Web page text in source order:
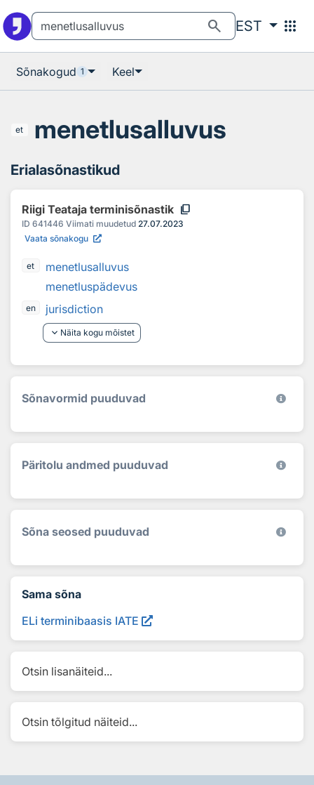
search EST apps
Sõnakogud 1 Keel
et menetlusalluvus
Erialasõnastikud
Riigi Teataja terminisõnastik content_copy
ID 641446 Viimati muudetud 27.07.2023
Vaata sõnakogu
et
menetlusalluvus
menetluspädevus
en
jurisdiction
keyboard_arrow_down Näita kogu mõistet
Sõnavormid puuduvad
Päritolu andmed puuduvad
Sõna seosed puuduvad
Sama sõna
ELi terminibaasis IATE
Otsin lisanäiteid...
Otsin tõlgitud näiteid...